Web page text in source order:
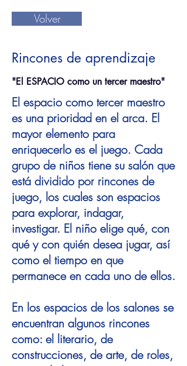
Volver
Rincones de aprendizaje
"El ESPACIO como un tercer maestro"
El espacio como tercer maestro
es una prioridad en el arca. El
mayor elemento para
enriquecerlo es el juego. Cada
grupo de niños tiene su salón que
está dividido por rincones de
juego, los cuales son espacios
para explorar, indagar,
investigar. El niño elige qué, con
qué y con quién desea jugar, así
como el tiempo en que
permanece en cada uno de ellos.
En los espacios de los salones se
encuentran algunos rincones
como: el literario, de
construcciones, de arte, de roles,